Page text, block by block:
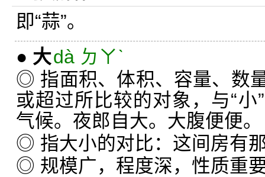
即“蒜”。
● 大dà ㄉㄚˋ
◎ 指面积、体积、容量、数
或超过所比较的对象，与“
气候。夜郎自大。大腹便便。
◎ 指大小的对比：这间房有
◎ 规模广，程度深，性质重